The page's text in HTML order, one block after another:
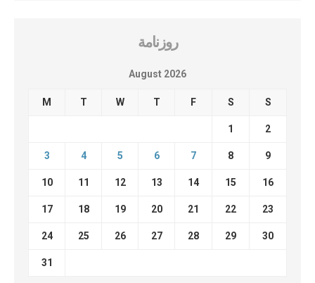
روزنامة
August 2026
M T W T F S S
1 2
3 4 5 6 7 8 9
10 11 12 13 14 15 16
17 18 19 20 21 22 23
24 25 26 27 28 29 30
31